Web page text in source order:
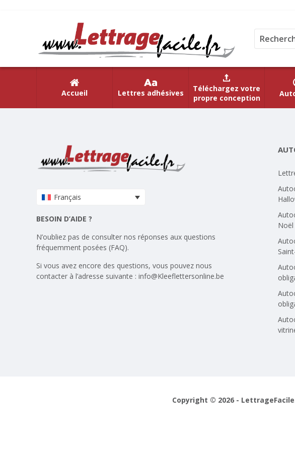
Accueil Lettres adhésives
Téléchargez votre
propre conception
Français
BESOIN D’AIDE ?
N’oubliez pas de consulter nos réponses aux questions
fréquemment posées (FAQ).
Si vous avez encore des questions, vous pouvez nous
contacter à l’adresse suivante : info@Kleeflettersonline.be
Copyright © 2026 -